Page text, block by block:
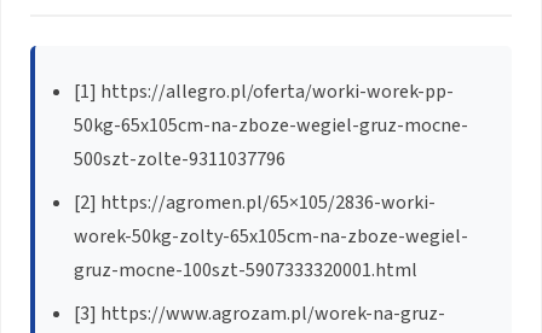
[1] https://allegro.pl/oferta/worki-worek-pp-
50kg-65x105cm-na-zboze-wegiel-gruz-mocne-
500szt-zolte-9311037796
[2] https://agromen.pl/65×105/2836-worki-
worek-50kg-zolty-65x105cm-na-zboze-wegiel-
gruz-mocne-100szt-5907333320001.html
[3] https://www.agrozam.pl/worek-na-gruz-